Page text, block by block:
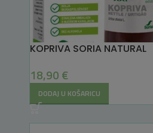
KOPRIVA SORIA NATURAL
18,90 €
DODAJ U KOŠARICU